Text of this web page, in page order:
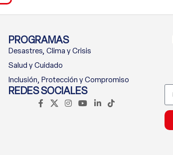
PROGRAMAS
Desastres, Clima y Crisis
Salud y Cuidado
Inclusión, Protección y Compromiso
REDES SOCIALES